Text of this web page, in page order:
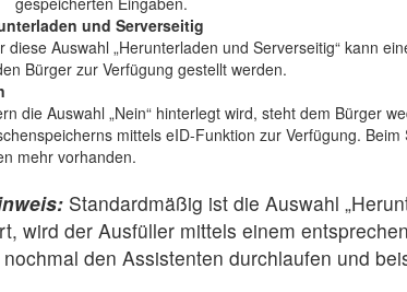
und Serverseitig
diese Auswahl „Herunterladen und Serverseitig“ kann
Bürger zur Verfügung gestellt werden.
die Auswahl „Nein“ hinterlegt wird, steht dem Bürger
mittels eID-Funktion zur Verfügung.
mehr vorhanden.
Standardmäßig ist die Auswahl
wird der Ausfüller mittels einem
den Assistenten durchlaufen und